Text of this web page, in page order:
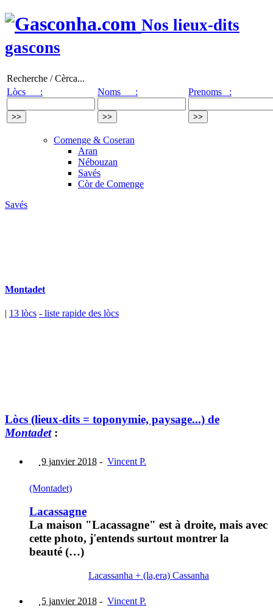
Nos lieux-dits
gascons
Recherche / Cèrca...
Lòcs :
Noms : Prenoms :
Comenge & Coseran
Aran
Nébouzan
Savés
Còr de Comenge
Savés
Montadet
| 13 lòcs - liste rapide des lòcs
Lòcs (lieux-dits = toponymie, paysage...) de
Montadet:
9 janvier 2018 - Vincent P.
(Montadet)
Lacassagne
La maison "Lacassagne" est à droite, mais avec
cette photo, j'entends surtout montrer la
beauté (…)
Lacassanha + (la,era) Cassanha
5 janvier 2018 - Vincent P.